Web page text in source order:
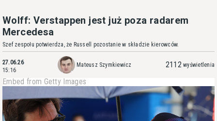
Wolff: Verstappen jest już poza radarem
Mercedesa
Szef zespołu potwierdza, że Russell pozostanie w składzie kierowców.
27.06.26
15:16
Mateusz Szymkiewicz 2112 wyświetlenia
Embed from Getty Images